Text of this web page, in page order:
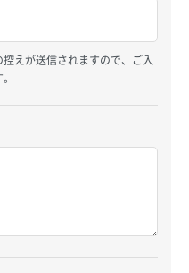
えが送信されますので、ご入